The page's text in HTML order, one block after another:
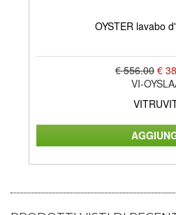
OYSTER lavabo
€ 556.00 €
VI-